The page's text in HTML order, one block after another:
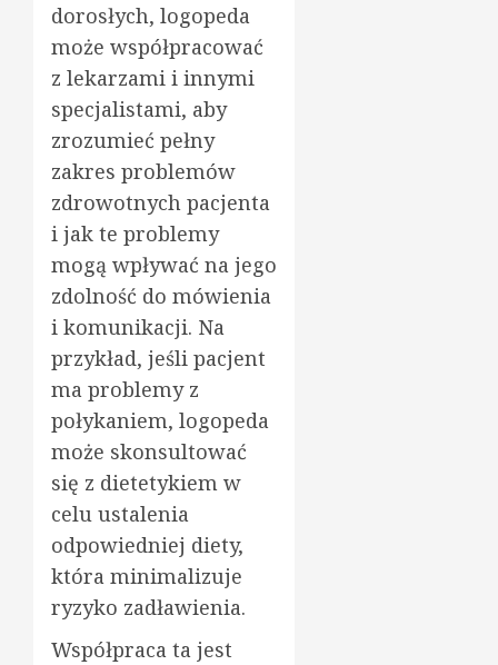
dorosłych, logopeda
może współpracować
z lekarzami i innymi
specjalistami, aby
zrozumieć pełny
zakres problemów
zdrowotnych pacjenta
i jak te problemy
mogą wpływać na jego
zdolność do mówienia
i komunikacji. Na
przykład, jeśli pacjent
ma problemy z
połykaniem, logopeda
może skonsultować
się z dietetykiem w
celu ustalenia
odpowiedniej diety,
która minimalizuje
ryzyko zadławienia.
Współpraca ta jest